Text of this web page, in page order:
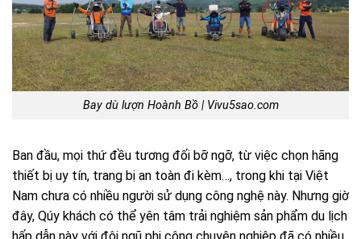
Bay dù lượn Hoành Bồ | Vivu5sao.com
Ban đầu, mọi thứ đều tương đối bỡ ngỡ, từ việc chọn hãng
thiết bị uy tín, trang bị an toàn đi kèm…, trong khi tại Việt
Nam chưa có nhiều người sử dụng công nghệ này. Nhưng giờ
đây, Qúy khách có thể yên tâm trải nghiệm sản phẩm du lịch